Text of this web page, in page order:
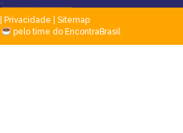
Privacidade
Sitemap
pelo time do EncontraBrasil